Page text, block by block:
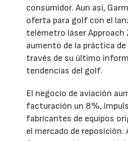
consumidor. Aun así,
oferta para golf con el
telémetro láser Approach
aumento de la práctica
través de su último
tendencias del golf.
El negocio de aviación
facturación un 8%,
fabricantes de equipos
el mercado de reposición.